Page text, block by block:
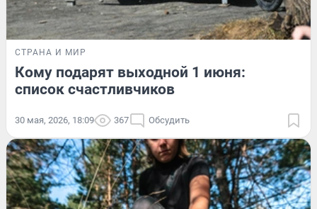
СТРАНА И МИР
Кому подарят выходной 1 июня:
список счастливчиков
30 мая, 2026, 18:09 367 Обсудить